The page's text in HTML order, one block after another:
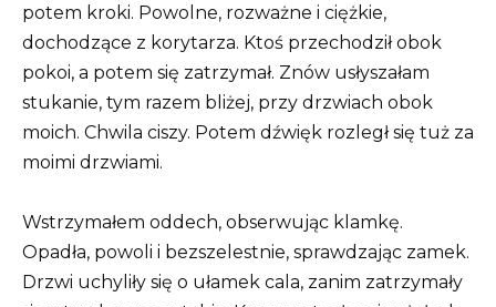
potem kroki. Powolne, rozważne i ciężkie,
dochodzące z korytarza. Ktoś przechodził obok
pokoi, a potem się zatrzymał. Znów usłyszałam
stukanie, tym razem bliżej, przy drzwiach obok
moich. Chwila ciszy. Potem dźwięk rozległ się tuż za
moimi drzwiami.
Wstrzymałem oddech, obserwując klamkę.
Opadła, powoli i bezszelestnie, sprawdzając zamek.
Drzwi uchyliły się o ułamek cala, zanim zatrzymały